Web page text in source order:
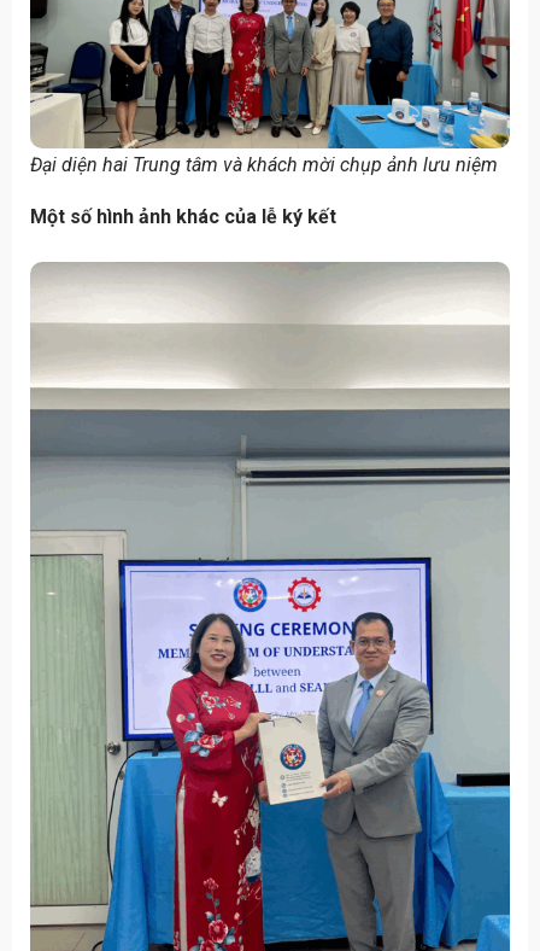
Đại diện hai Trung tâm và khách mời chụp ảnh lưu niệm
Một số hình ảnh khác của lễ ký kết